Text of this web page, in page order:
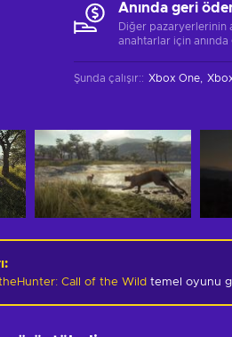
Anında geri
Diğer pazaryerlerinin
anahtarlar için anında
Şunda çalışır:: Xbox One
:
Call of the Wild temel oyunu